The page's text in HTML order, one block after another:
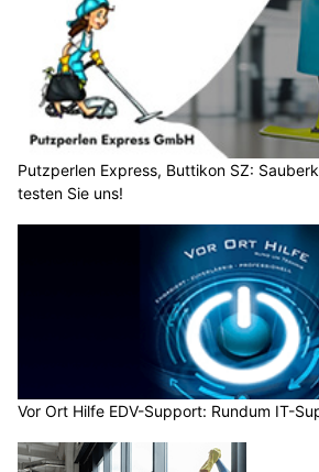
Putzperlen Express, Buttikon SZ:
testen Sie uns!
Vor Ort Hilfe EDV-Support: Rundum IT-